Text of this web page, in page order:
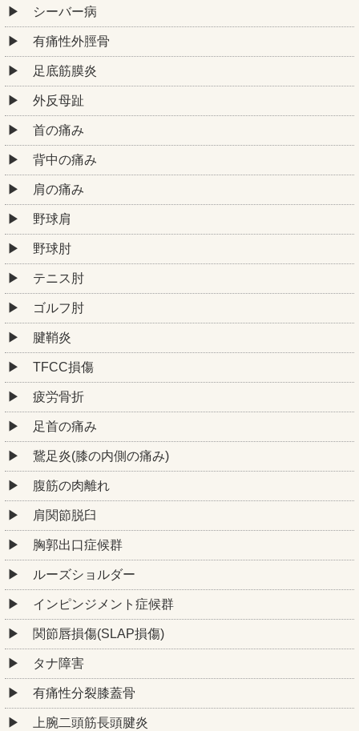
シーバー病
有痛性外脛骨
足底筋膜炎
外反母趾
首の痛み
背中の痛み
肩の痛み
野球肩
野球肘
テニス肘
ゴルフ肘
腱鞘炎
TFCC損傷
疲労骨折
足首の痛み
鵞足炎(膝の内側の痛み)
腹筋の肉離れ
肩関節脱臼
胸郭出口症候群
ルーズショルダー
インピンジメント症候群
関節唇損傷(SLAP損傷)
タナ障害
有痛性分裂膝蓋骨
上腕二頭筋長頭腱炎